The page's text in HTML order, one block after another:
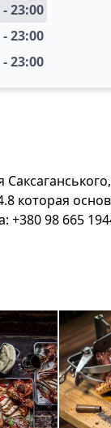
23:00
23:00
23:00
которая
98 665